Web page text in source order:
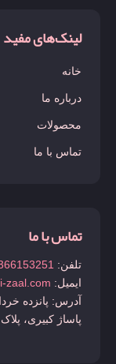
لینک‌های مفید
خانه
درباره ما
محصولات
تماس با ما
تماس با ما
تلفن:
ایمیل: zaal.com
آدرس: پانزده
پاساژ کبیری، پلاک ۳۵